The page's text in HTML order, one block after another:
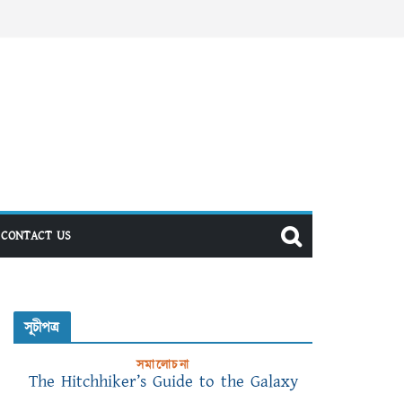
CONTACT US
সূচীপত্র
সমালোচনা
The Hitchhiker’s Guide to the Galaxy